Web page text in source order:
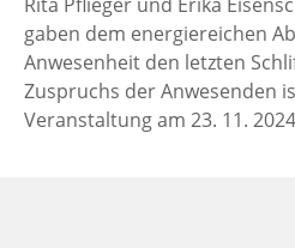
gaben dem energiereichen
Anwesenheit den letzten
Zuspruchs der Anwesenden
Veranstaltung am 23. 11.